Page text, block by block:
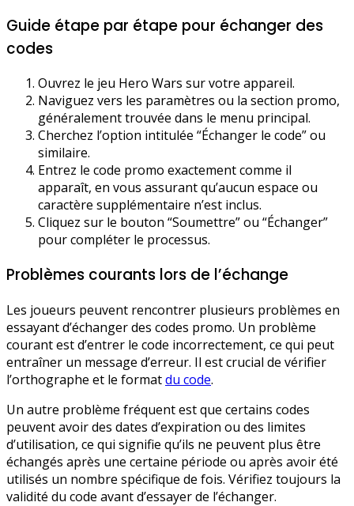
Guide étape par étape pour échanger des
codes
Ouvrez le jeu Hero Wars sur votre appareil.
Naviguez vers les paramètres ou la section promo,
généralement trouvée dans le menu principal.
Cherchez l’option intitulée “Échanger le code” ou
similaire.
Entrez le code promo exactement comme il
apparaît, en vous assurant qu’aucun espace ou
caractère supplémentaire n’est inclus.
Cliquez sur le bouton “Soumettre” ou “Échanger”
pour compléter le processus.
Problèmes courants lors de l’échange
Les joueurs peuvent rencontrer plusieurs problèmes en
essayant d’échanger des codes promo. Un problème
courant est d’entrer le code incorrectement, ce qui peut
entraîner un message d’erreur. Il est crucial de vérifier
l’orthographe et le formatdu code.
Un autre problème fréquent est que certains codes
peuvent avoir des dates d’expiration ou des limites
d’utilisation, ce qui signifie qu’ils ne peuvent plus être
échangés après une certaine période ou après avoir été
utilisés un nombre spécifique de fois. Vérifiez toujours la
validité du code avant d’essayer de l’échanger.